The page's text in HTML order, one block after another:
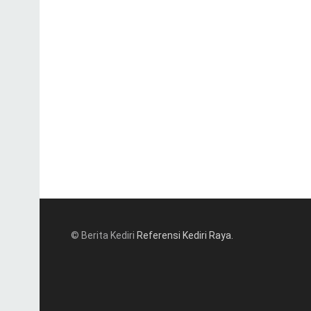
© Berita Kediri Referensi Kediri Raya